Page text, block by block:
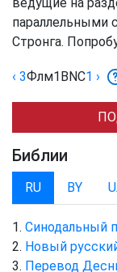
параллельными
Стронга.
‹ 3Флм1BNC1 ›
Библии
RU BY
Синодальный
Новый
Перевод